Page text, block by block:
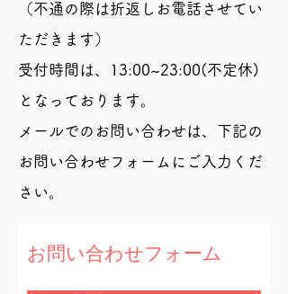
（不通の際は折返しお電話させてい
ただきます）
受付時間は、13:00~23:00(不定休)
となっております。
​メールでのお問い合わせは、下記の
お問い合わせフォームにご入力くだ
さい。
お問い合わせフォーム